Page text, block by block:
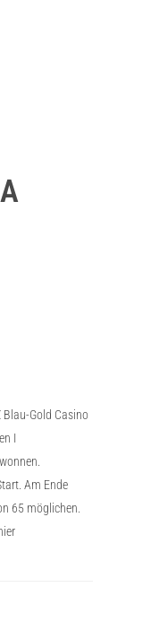
Gold Casino
I
Am Ende
65 möglichen.